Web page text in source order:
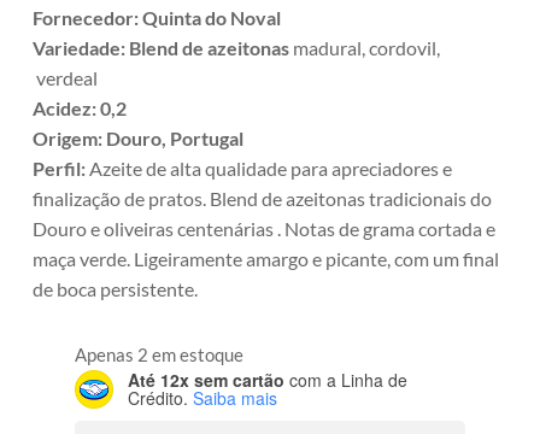
Fornecedor: Quinta do Noval
Variedade: Blend de azeitonas madural, cordovil,
verdeal
Acidez: 0,2
Origem: Douro, Portugal
Perfil:Azeite de alta qualidade para apreciadores e
finalização de pratos. Blend de azeitonas tradicionais do
Douro e oliveiras centenárias . Notas de grama cortada e
maça verde. Ligeiramente amargo e picante, com um final
de boca persistente.
Apenas 2 em estoque
Até 12x sem cartão com a Linha de
Crédito. Saiba mais